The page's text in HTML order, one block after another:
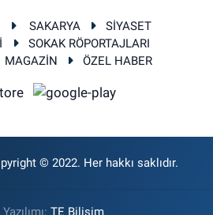
SAKARYA
SİYASET
SOKAK RÖPORTAJLARI
MAGAZİN ÖZEL HABER
© 2022. Her hakkı saklıdır.